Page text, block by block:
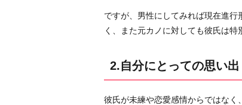
の
び
い
4.
過
ですが、男性にしてみれば現在進
く、また元カノに対しても彼氏は特
2.自分にとっての思い出
彼氏が未練や恋愛感情からではな